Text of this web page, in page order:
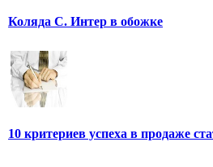
Коляда С. Интер в обожке
10 критериев успеха в продаже